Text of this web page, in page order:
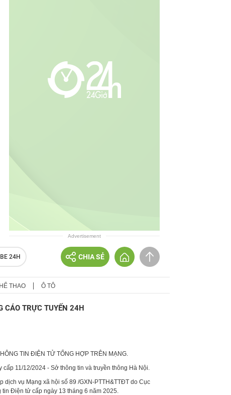
Advertisement
24H CHIA SẺ
THAO Ô TÔ
CÁO TRỰC TUYẾN 24H
TIN ĐIỆN TỬ TỔNG HỢP TRÊN MẠNG.
cấp 11/12/2024 - Sở thông tin và truyền thông Hà Nội.
dịch vụ Mạng xã hội số 89 /GXN-PTTH&TTĐT do Cục
tin Điện tử cấp ngày 13 tháng 6 năm 2025.